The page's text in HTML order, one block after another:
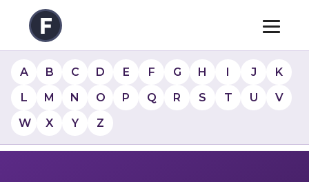
A B C D E F G H I J
K
L
M N O P Q R S T U
V
W
X Y Z